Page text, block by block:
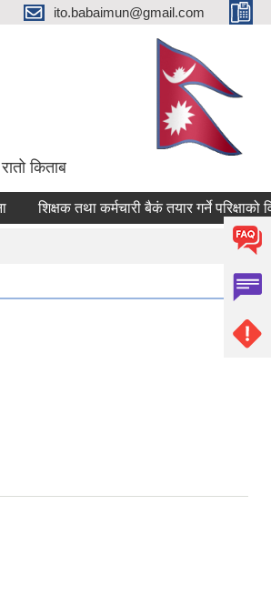
ito.babaimun@gmail.com
रातो किताब
शिक्षक तथा कर्मचारी बैकं तयार गर्ने परिक्षाको